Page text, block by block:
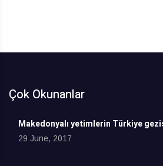
Çok Okunanlar
Makedonyalı yetimlerin Türkiye
29 June, 2017